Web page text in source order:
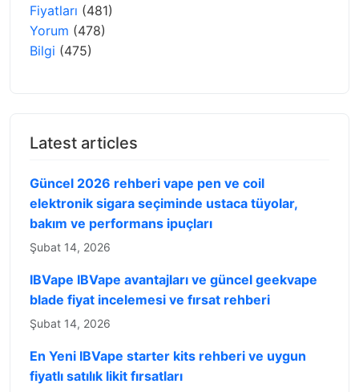
Fiyatları (481)
Yorum (478)
Bilgi (475)
Latest articles
Güncel 2026 rehberi vape pen ve coil
elektronik sigara seçiminde ustaca tüyolar,
bakım ve performans ipuçları
Şubat 14, 2026
IBVape IBVape avantajları ve güncel geekvape
blade fiyat incelemesi ve fırsat rehberi
Şubat 14, 2026
En Yeni IBVape starter kits rehberi ve uygun
fiyatlı satılık likit fırsatları